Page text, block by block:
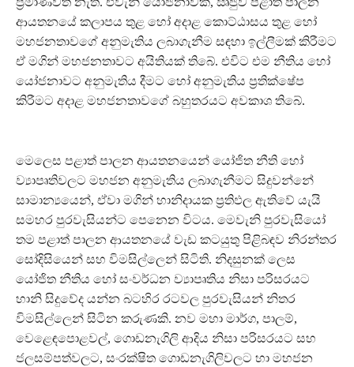
ආයතනයේ කලාපය තුළ හෝ අදාළ කොට්ඨාසය තුළ හෝ
මහජනතාවගේ අනුමැතිය ලබාගැනීම සඳහා ඉල්ලීමක් කිරීමට
ඒ මගින් මහජනතාවට අයිතියක් තිබේ. එවිට එම නීතිය හෝ
යෝජනාවට අනුමැතිය දීමට හෝ අනුමැතිය ප්‍රතික්ෂේප
කිරීමට අදාළ මහජනතාවගේ බහුතරයට අවකාශ තිබේ.
මෙලෙස පළාත් පාලන ආයතනයෙන් යෝජිත නීති හෝ
ව්‍යාපෘතිවලට මහජන අනුමැතිය ලබාගැනීමට සිදුවන්නේ
සාමාන්‍යයෙන්, ඒවා මගින් හානිදායක ප්‍රතිඵල ඇතිවේ යැයි
සමහර පුරවැසියන්ට පෙනෙන විටය. මෙවැනි පුරවැසියෝ
තම පළාත් පාලන ආයතනයේ වැඩ කටයුතු පිළිබඳව නිරන්තර
සෝදිසියෙන් සහ විමසිල්ලෙන් සිටිති. නිදසුනක් ලෙස
යෝජිත නීතිය හෝ සංවර්ධන ව්‍යාපෘතිය නිසා පරිසරයට
හානි සිදුවේද යන්න බටහිර රටවල පුරවැසියන් නිතර
විමසිල්ලෙන් සිටින කරුණකි. නව මහා මාර්ග, පාලම්,
වෙළෙඳපොළවල්, ගොඩනැගිලි ආදිය නිසා පරිසරයට සහ
ජලසම්පත්වලට, සංරක්ෂිත ගොඩනැගිලිවලට හා මහජන